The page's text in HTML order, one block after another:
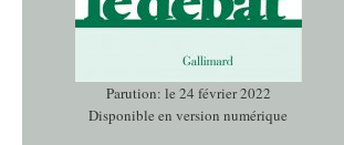
Parution: le 24 février 2022
Disponible en version numérique